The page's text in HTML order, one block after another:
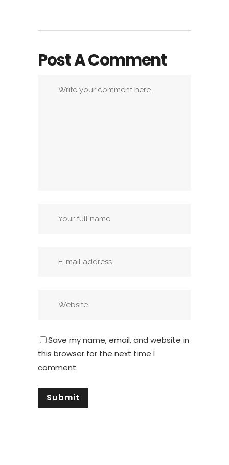
Post A Comment
Save my name, email, and website in
this browser for the next time I
comment.